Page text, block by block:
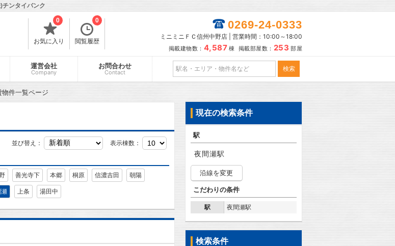
チンタイバンク
お気に入り
0
閲覧履歴
0 0269-24-0333
ミニミニＦＣ信州中野店 | 営業時間：10:00～18:00
掲載建物数： 4,587 棟 掲載部屋数： 253 部屋
運営会社
Company
お問合わせ
Contact
件一覧ページ
並び替え：
善光寺下 本郷 桐原 信濃吉田 朝陽
上条 湯田中
表示棟数：
現在の検索条件
駅
夜間瀬駅
沿線を変更
こだわりの条件
駅 夜間瀬駅
検索条件